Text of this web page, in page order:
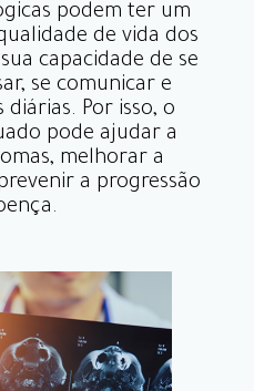
podem ter um
de vida dos
capacidade de se
se comunicar e
Por isso, o
pode ajudar a
melhorar a
a progressão